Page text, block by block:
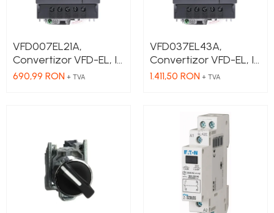
VFD007EL21A,
Convertizor VFD-EL, IN
1x230 VAC, OUT
Filtru EMI inclus
690,99 RON + TVA
VFD037EL43A,
Convertizor VFD-EL, IN
3x380 VAC, OUT
tensiune/frecventa,
Functie PID, RS-485,
Filtru EMI inclus
1.411,50 RON + TVA